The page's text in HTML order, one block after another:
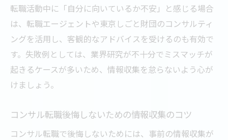
転職活動中に「自分に向いているか不安」と感じる場合
は、転職エージェントや東京しごと財団のコンサルティ
ングを活用し、客観的なアドバイスを受けるのも有効で
す。失敗例としては、業界研究が不十分でミスマッチが
起きるケースが多いため、情報収集を怠らないよう心が
けましょう。
コンサル転職後悔しないための情報収集のコツ
コンサル転職で後悔しないためには、事前の情報収集が